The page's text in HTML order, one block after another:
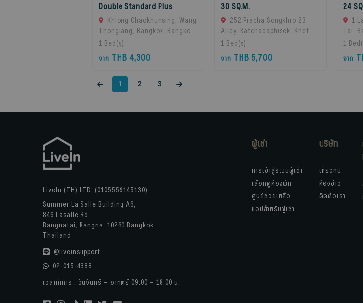
Double Standard Plus
Khlong Chaokhunsing, Wang
Thonglang, Bangkok, Bangkok,
10310 Bangkok, Thailand
1 Bed(s)
จาก THB 4,300
30 SQ.M.
252 Pracha Songkhro 23
Alley, Ratchadaphisek, Khet
Din Daeng, Bangkok 10400, Din
Thailand
1 Bed(s)
จาก THB 5,700
24
1
Tai,
1
จาก
1 2 3
LiveIn (TH) LTD. (0105559145130)
Summer La Salle Building A6,
846 Lasalle Rd.,
Bangnatai, Bangna, 10260 Bangkok
Thailand
@liveinsupport
02-015-4388
เวลาทำการ : วันจันทร์ – อาทิตย์ 09.00 – 18.00 น.
ผู้เช่า
การเข้าสู่ระบบผู้เช่า
เลือกดูห้องพัก
ศูนย์ช่วยเหลือ
แอปสำหรับผู้เช่า
บริษัท
เกี่ยวกับ
ห้องข่าว
ติดต่อเรา